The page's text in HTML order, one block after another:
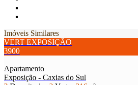
Imóveis Similares
VERT EXPOSIÇÃO
3900
Apartamento
Exposição - Caxias do Sul